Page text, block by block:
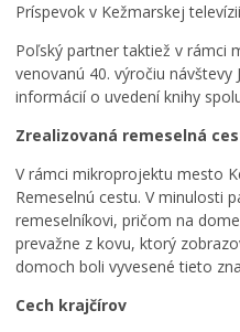
Príspevok v Kežmarskej
Poľský partner taktiež v rámci
venovanú 40. výročiu návštevy
informácií o uvedení knihy
Zrealizovaná remeselná
V rámci mikroprojektu mesto
Remeselnú cestu. V minulosti
remeselníkovi, pričom na
prevažne z kovu, ktorý
domoch boli vyvesené tieto
Cech krajčírov